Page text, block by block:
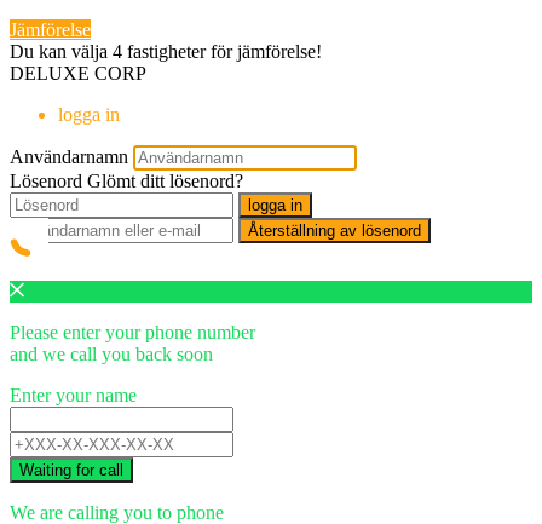
Jämförelse
Du kan välja 4 fastigheter för jämförelse!
DELUXE CORP
logga in
Användarnamn
Lösenord Glömt ditt lösenord?
logga in
Återställning av lösenord
Please enter your phone number
and we call you back soon
Enter your name
Waiting for call
We are calling you to phone